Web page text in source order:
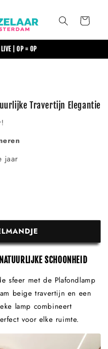
Winkelwagen
LIVE | OP = OP
Travertijn Elegantie
jaar
SCHOONHEID
sfeer met de Plafondlamp
beige travertijn en een
lamp combineert
voor elke ruimte.